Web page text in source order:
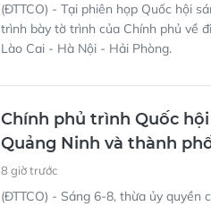
(ĐTTCO) - Tại phiên họp Quốc hội
trình bày tờ trình của Chính phủ về
Lào Cai - Hà Nội - Hải Phòng.
Chính phủ trình Quốc
Quảng Ninh và thành
8 giờ trước
(ĐTTCO) - Sáng 6-8, thừa ủy quyền